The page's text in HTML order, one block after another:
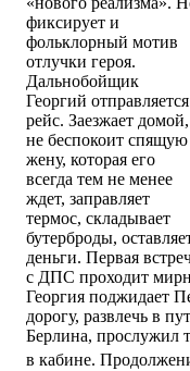
фиксирует и
фольклорный мотив
отлучки героя.
Дальнобойщик
Георгий
рейс. Заезжает домой,
не беспокоит спящую
жену, которая его
всегда тем не менее
ждет, заправляет
термос, складывает
бутерброды,
деньги. Первая
с ДПС проходит
Георгия поджидает
дорогу, развлечь в
Берлина, прослужил
в кабине.